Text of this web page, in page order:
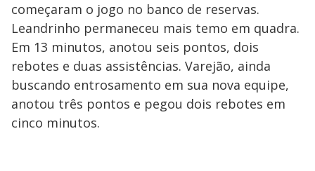
começaram o jogo no banco de reservas.
Leandrinho permaneceu mais temo em quadra.
Em 13 minutos, anotou seis pontos, dois
rebotes e duas assistências. Varejão, ainda
buscando entrosamento em sua nova equipe,
anotou três pontos e pegou dois rebotes em
cinco minutos.